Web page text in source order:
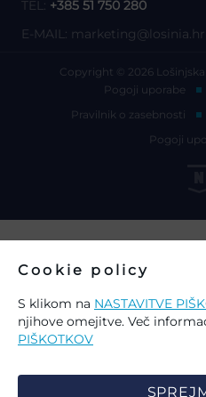
TEL: +385 51 750 280
E-MAIL: marketing@losinia.hr
Copyright © 2026
Pogoji uporabe
Pravilnik o zasebnosti
Pogoji
Cookie policy
S klikom na NASTAVITVE
njihove omejitve. Več
PIŠKOTKOV